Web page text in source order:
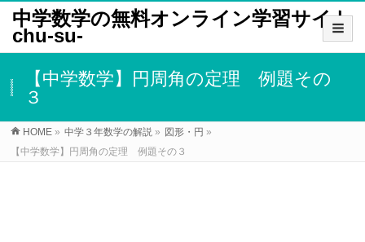
中学数学の無料オンライン学習サイト
chu-su-
【中学数学】円周角の定理 例題その
３
HOME » 中学３年数学の解説 » 図形・円 »
【中学数学】円周角の定理 例題その３